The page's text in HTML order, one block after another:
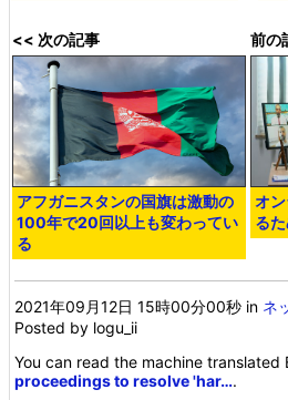
<< 次の記事
アフガニスタンの国旗は激動の
100年で20回以上も変わってい
る
前の
オ
る
2021年09月12日 15時00分00秒 in ネ
Posted by logu_ii
You can read the machine translated
proceedings to resolve 'har….